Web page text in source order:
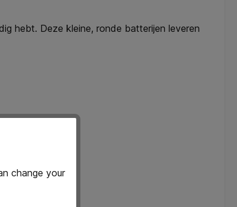
hebt. Deze kleine, ronde batterijen leveren
change your